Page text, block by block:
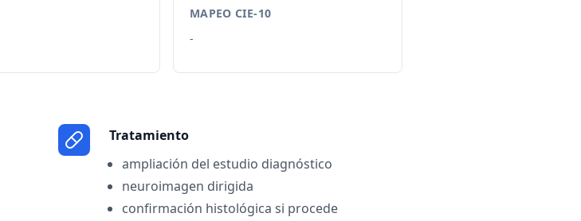
MAPEO CIE-10
-
Tratamiento
ampliación del estudio diagnóstico
neuroimagen dirigida
confirmación histológica si procede